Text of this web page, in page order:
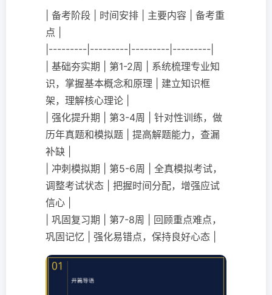
| 备考阶段 | 时间安排 | 主要内容 | 备考重
点 |
|---------|---------|---------|---------|
| 基础夯实期 | 第1-2周 | 系统梳理专业知
识，掌握基本概念和原理 | 建立知识框
架，理解核心理论 |
| 强化提升期 | 第3-4周 | 针对性训练，做
历年真题和模拟题 | 提高解题能力，查漏
补缺 |
| 冲刺模拟期 | 第5-6周 | 全真模拟考试，
调整考试状态 | 把握时间分配，增强应试
信心 |
| 巩固复习期 | 第7-8周 | 回顾重点难点，
巩固记忆 | 强化易错点，保持良好心态 |